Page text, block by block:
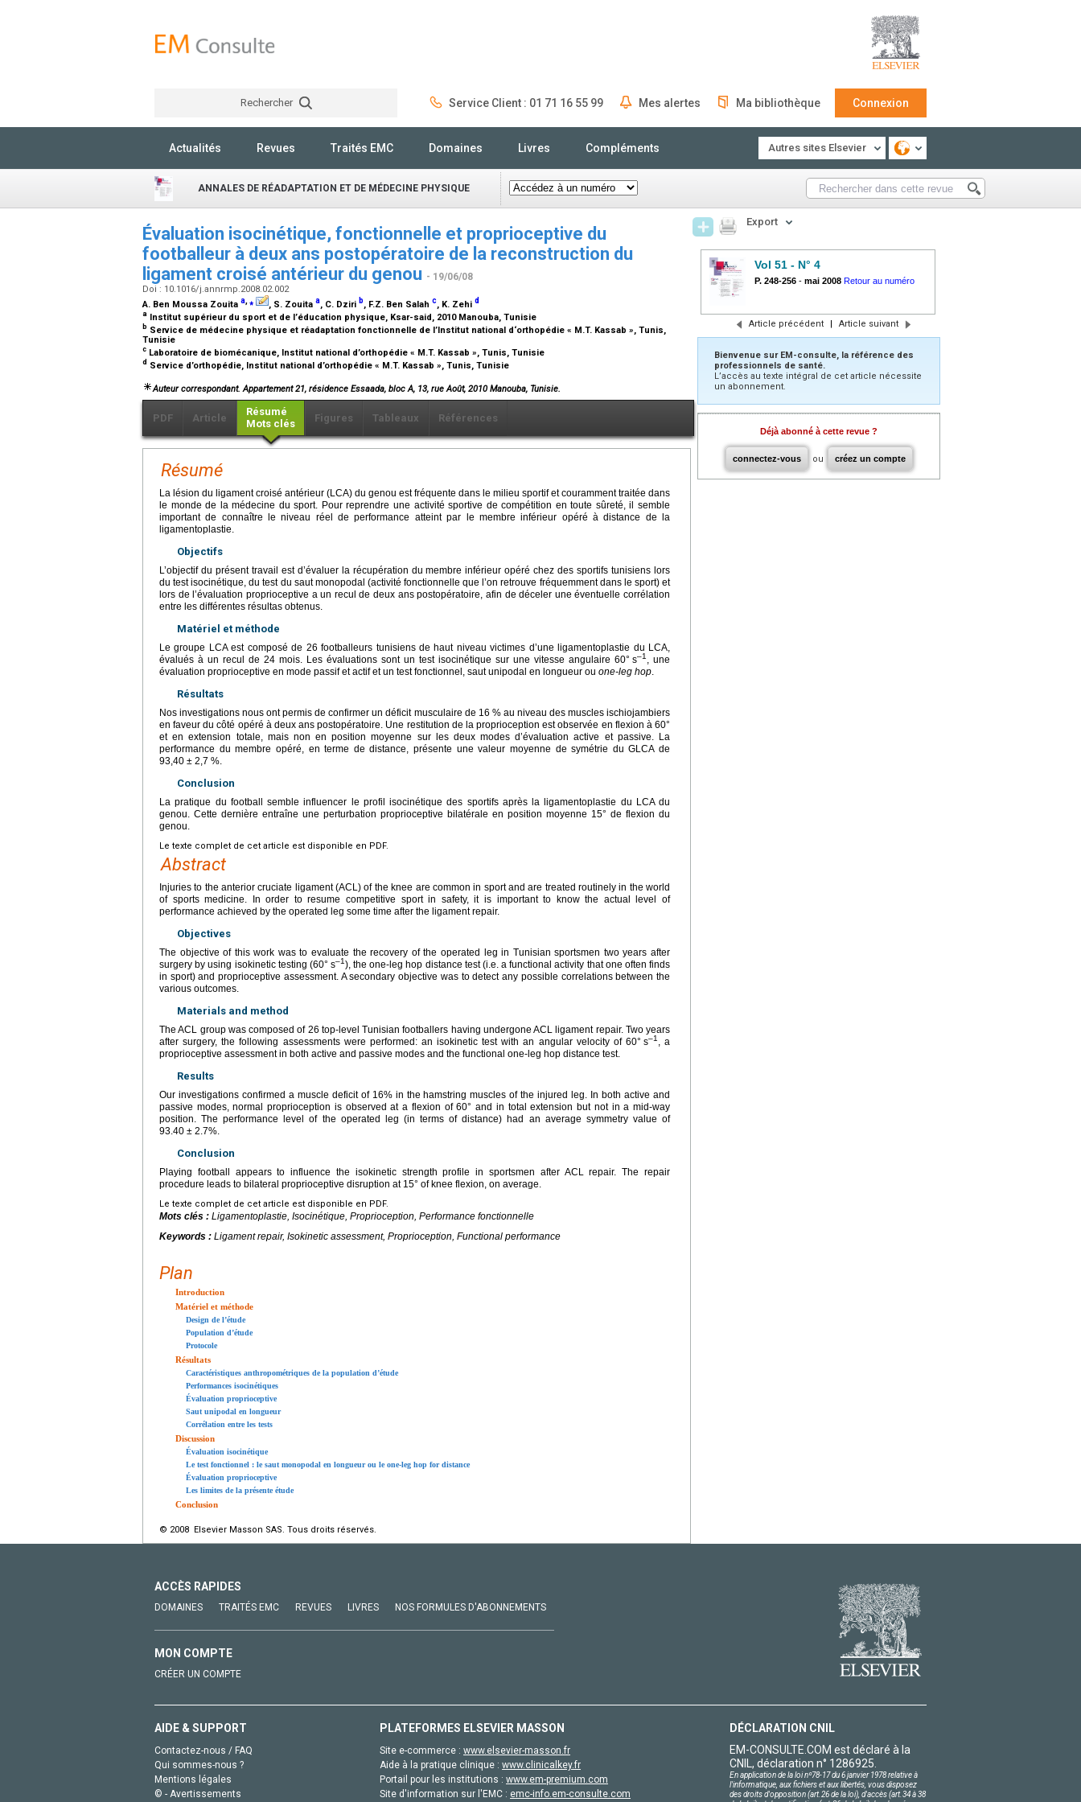
Rechercher Service Client : 01 71 16 55 99 Mes alertes Ma bibliothèque Connexion
Actualités Revues Traités EMC Domaines Livres Compléments Autres sites Elsevier
ANNALES DE RÉADAPTATION ET DE MÉDECINE PHYSIQUE
Évaluation isocinétique, fonctionnelle et proprioceptive du
footballeur à deux ans postopératoire de la reconstruction du
ligament croisé antérieur du genou - 19/06/08
Doi : 10.1016/j.annrmp.2008.02.002
A. Ben Moussa Zouita a,⁎ , S. Zouita a, C. Dziri b, F.Z. Ben Salah c, K. Zehi d
a Institut supérieur du sport et de l’éducation physique, Ksar-said, 2010 Manouba, Tunisie
b Service de médecine physique et réadaptation fonctionnelle de l’Institut national d‘orthopédie « M.T. Kassab », Tunis,
Tunisie
c Laboratoire de biomécanique, Institut national d’orthopédie « M.T. Kassab », Tunis, Tunisie
d Service d’orthopédie, Institut national d’orthopédie « M.T. Kassab », Tunis, Tunisie
Auteur correspondant. Appartement 21, résidence Essaada, bloc A, 13, rue Août, 2010 Manouba, Tunisie.
PDF Article
Résumé
Mots clés
Figures Tableaux Références
Résumé
La lésion du ligament croisé antérieur (LCA) du genou est fréquente dans le milieu sportif et couramment traitée dans
le monde de la médecine du sport. Pour reprendre une activité sportive de compétition en toute sûreté, il semble
important de connaître le niveau réel de performance atteint par le membre inférieur opéré à distance de la
ligamentoplastie.
Objectifs
L’objectif du présent travail est d’évaluer la récupération du membre inférieur opéré chez des sportifs tunisiens lors
du test isocinétique, du test du saut monopodal (activité fonctionnelle que l’on retrouve fréquemment dans le sport) et
lors de l’évaluation proprioceptive a un recul de deux ans postopératoire, afin de déceler une éventuelle corrélation
entre les différentes résultas obtenus.
Matériel et méthode
Le groupe LCA est composé de 26 footballeurs tunisiens de haut niveau victimes d’une ligamentoplastie du LCA,
évalués à un recul de 24 mois. Les évaluations sont un test isocinétique sur une vitesse angulaire 60° s–1, une
évaluation proprioceptive en mode passif et actif et un test fonctionnel, saut unipodal en longueur ou one-leg hop.
Résultats
Nos investigations nous ont permis de confirmer un déficit musculaire de 16 % au niveau des muscles ischiojambiers
en faveur du côté opéré à deux ans postopératoire. Une restitution de la proprioception est observée en flexion à 60°
et en extension totale, mais non en position moyenne sur les deux modes d’évaluation active et passive. La
performance du membre opéré, en terme de distance, présente une valeur moyenne de symétrie du GLCA de
93,40 ± 2,7 %.
Conclusion
La pratique du football semble influencer le profil isocinétique des sportifs après la ligamentoplastie du LCA du
genou. Cette dernière entraîne une perturbation proprioceptive bilatérale en position moyenne 15° de flexion du
genou.
Le texte complet de cet article est disponible en PDF.
Abstract
Injuries to the anterior cruciate ligament (ACL) of the knee are common in sport and are treated routinely in the world
of sports medicine. In order to resume competitive sport in safety, it is important to know the actual level of
performance achieved by the operated leg some time after the ligament repair.
Objectives
The objective of this work was to evaluate the recovery of the operated leg in Tunisian sportsmen two years after
surgery by using isokinetic testing (60° s–1), the one-leg hop distance test (i.e. a functional activity that one often finds
in sport) and proprioceptive assessment. A secondary objective was to detect any possible correlations between the
various outcomes.
Materials and method
The ACL group was composed of 26 top-level Tunisian footballers having undergone ACL ligament repair. Two years
after surgery, the following assessments were performed: an isokinetic test with an angular velocity of 60° s–1, a
proprioceptive assessment in both active and passive modes and the functional one-leg hop distance test.
Results
Our investigations confirmed a muscle deficit of 16% in the hamstring muscles of the injured leg. In both active and
passive modes, normal proprioception is observed at a flexion of 60° and in total extension but not in a mid-way
position. The performance level of the operated leg (in terms of distance) had an average symmetry value of
93.40 ± 2.7%.
Conclusion
Playing football appears to influence the isokinetic strength profile in sportsmen after ACL repair. The repair
procedure leads to bilateral proprioceptive disruption at 15° of knee flexion, on average.
Le texte complet de cet article est disponible en PDF.
Mots clés : Ligamentoplastie, Isocinétique, Proprioception, Performance fonctionnelle
Keywords : Ligament repair, Isokinetic assessment, Proprioception, Functional performance
Plan
Introduction
Matériel et méthode
Design de l’étude
Population d’étude
Protocole
Résultats
Caractéristiques anthropométriques de la population d’étude
Performances isocinétiques
Évaluation proprioceptive
Saut unipodal en longueur
Corrélation entre les tests
Discussion
Évaluation isocinétique
Le test fonctionnel : le saut monopodal en longueur ou le one-leg hop for distance
Évaluation proprioceptive
Les limites de la présente étude
Conclusion
© 2008 Elsevier Masson SAS. Tous droits réservés.
Export
Vol 51 - N° 4
P. 248-256 - mai 2008 Retour au numéro
Article précédent | Article suivant
Bienvenue sur EM-consulte, la référence des
professionnels de santé.
L’accès au texte intégral de cet article nécessite
un abonnement.
Déjà abonné à cette revue ?
connectez-vous ou créez un compte
ACCÈS RAPIDES
DOMAINES TRAITÉS EMC REVUES LIVRES NOS FORMULES D'ABONNEMENTS
MON COMPTE
CRÉER UN COMPTE
AIDE & SUPPORT
Contactez-nous / FAQ
Qui sommes-nous ?
Mentions légales
© - Avertissements
PLATEFORMES ELSEVIER MASSON
Site e-commerce : www.elsevier-masson.fr
Aide à la pratique clinique : www.clinicalkey.fr
Portail pour les institutions : www.em-premium.com
Site d'information sur l'EMC : emc-info.em-consulte.com
DÉCLARATION CNIL
EM-CONSULTE.COM est déclaré à la
CNIL, déclaration n° 1286925.
En application de la loi nº78-17 du 6 janvier 1978 relative à
l'informatique, aux fichiers et aux libertés, vous disposez
des droits d'opposition (art.26 de la loi), d'accès (art.34 à 38